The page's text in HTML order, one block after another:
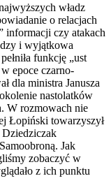
władz
o relacjach
informacji czy atakach
i wyjątkowa
funkcję „ust
epoce czarno-
dla ministra Janusza
nastolatków
W rozmowach nie
Łopiński towarzyszył
Jak
zobaczyć w
z ich punktu